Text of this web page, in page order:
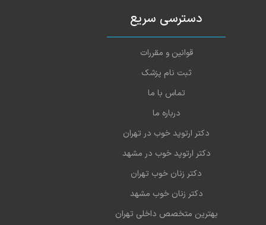
دسترسی سریع
قوانین و مقررات
ثبت نام پزشک
تماس با ما
درباره ما
دکتر ارتوپد خوب در تهران
دکتر ارتوپد خوب در مشهد
دکتر زنان خوب تهران
دکتر زنان خوب مشهد
بهترین متخصص داخلی تهران